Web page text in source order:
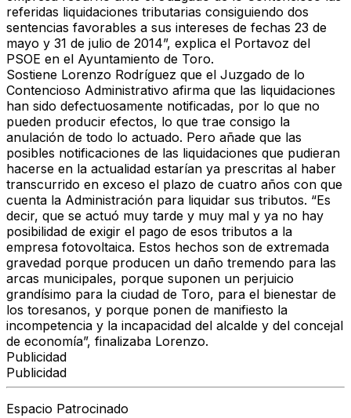
referidas liquidaciones tributarias consiguiendo dos
sentencias favorables a sus intereses de fechas 23 de
mayo y 31 de julio de 2014”, explica el Portavoz del
PSOE en el Ayuntamiento de Toro.
Sostiene Lorenzo Rodríguez que el Juzgado de lo
Contencioso Administrativo afirma que las liquidaciones
han sido defectuosamente notificadas, por lo que no
pueden producir efectos, lo que trae consigo la
anulación de todo lo actuado. Pero añade que las
posibles notificaciones de las liquidaciones que pudieran
hacerse en la actualidad estarían ya prescritas al haber
transcurrido en exceso el plazo de cuatro años con que
cuenta la Administración para liquidar sus tributos. “Es
decir, que se actuó muy tarde y muy mal y ya no hay
posibilidad de exigir el pago de esos tributos a la
empresa fotovoltaica. Estos hechos son de extremada
gravedad porque producen un daño tremendo para las
arcas municipales, porque suponen un perjuicio
grandísimo para la ciudad de Toro, para el bienestar de
los toresanos, y porque ponen de manifiesto la
incompetencia y la incapacidad del alcalde y del concejal
de economía”, finalizaba Lorenzo.
Publicidad
Publicidad
Espacio Patrocinado